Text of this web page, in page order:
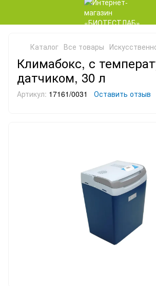
Каталог Все товары
Климабокс, с
датчиком, 30 л
Артикул: 17161/0031 Оставить отзыв